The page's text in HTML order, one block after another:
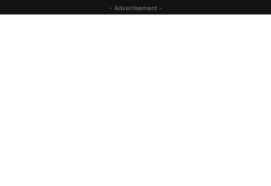
- Advertisement -